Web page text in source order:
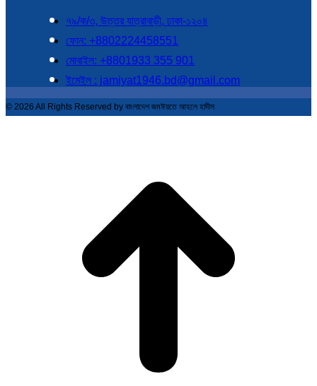
৭৯/ক/৩, উত্তর যাত্রাবাড়ী, ঢাকা-১২০৪
ফোন: +8802224458551
মোবাইল: +8801933 355 901
ইমেইল : jamiyat1946.bd@gmail.com
© 2026 All Rights Reserved by বাংলাদেশ জমঈয়তে আহলে হাদীস